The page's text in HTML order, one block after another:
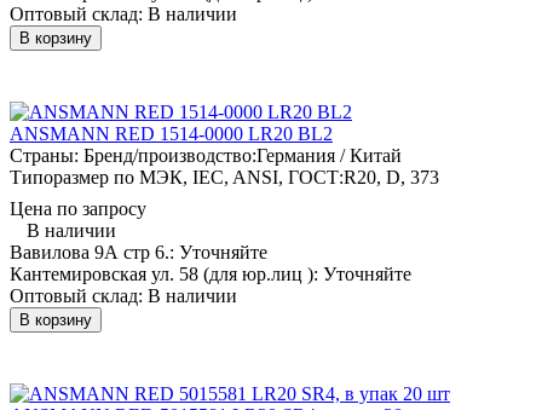
Оптовый склад: В наличии
В корзину
ANSMANN RED 1514-0000 LR20 BL2
Страны: Бренд/производство:Германия / Китай
Типоразмер по МЭК, IEC, ANSI, ГОСТ:R20, D, 373
Цена по запросу
В наличии
Вавилова 9А стр 6.: Уточняйте
Кантемировская ул. 58 (для юр.лиц ): Уточняйте
Оптовый склад: В наличии
В корзину